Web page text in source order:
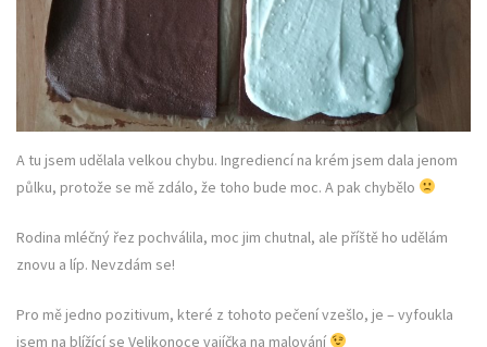
A tu jsem udělala velkou chybu. Ingrediencí na krém jsem dala jenom
půlku, protože se mě zdálo, že toho bude moc. A pak chybělo
Rodina mléčný řez pochválila, moc jim chutnal, ale příště ho udělám
znovu a líp. Nevzdám se!
Pro mě jedno pozitivum, které z tohoto pečení vzešlo, je – vyfoukla
jsem na blížící se Velikonoce vajíčka na malování